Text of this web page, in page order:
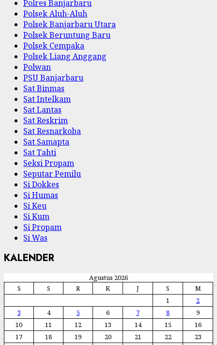
Polres Banjarbaru
Polsek Aluh-Aluh
Polsek Banjarbaru Utara
Polsek Beruntung Baru
Polsek Cempaka
Polsek Liang Anggang
Polwan
PSU Banjarbaru
Sat Binmas
Sat Intelkam
Sat Lantas
Sat Reskrim
Sat Resnarkoba
Sat Samapta
Sat Tahti
Seksi Propam
Seputar Pemilu
Si Dokkes
Si Humas
Si Keu
Si Kum
Si Propam
Si Was
KALENDER
Agustus 2026
S
S R K J S
M
1
2
3
4 5 6 7 8
9
10
11 12 13 14 15
16
17
18 19 20 21 22
23